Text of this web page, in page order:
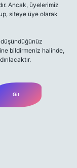
Ancak, üyelerimiz
siteye üye olarak
bildirmeniz halinde,